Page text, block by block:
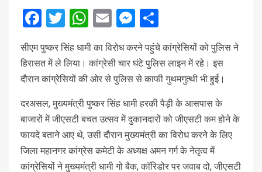
Facebook
Twitter
WhatsApp
EmailMessenger
सीएम पुष्कर सिंह धामी का विरोध करने पहुंचे कांग्रेसियों को पुलिस ने
हिरासत में ले लिया। कांग्रेसी चार घंटे पुलिस लाइन में रहे। इस
दौरान कांग्रेसियों की ओर से पुलिस से काफी गुथमगुत्थी भी हुई।
दरअसल, मुख्यमंत्री पुष्कर सिंह धामी हरकी पैड़ी के आसपास के
बाजारों में जीएसटी बचत उत्सव में दुकानदारों को जीएसटी कम होने के
फायदे बताने आए थे, उसी दौरान मुख्यमंत्री का विरोध करने के लिए
जिला महानगर कांग्रेस कमेटी के अध्यक्ष अमन गर्ग के नेतृत्व में
कांग्रेसियों ने मुख्यमंत्री धामी गो बैक, काॅरिडोर पर जवाब दो, जीएसटी